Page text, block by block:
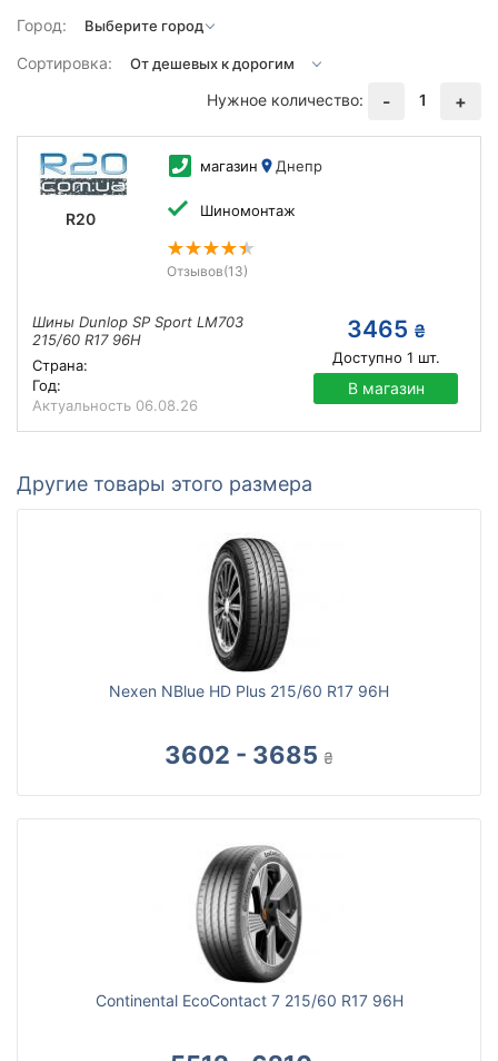
Город:
Сортировка:
Нужное количество:
- 1 +
R20
магазин Днепр
Шиномонтаж
Отзывов(13)
Шины Dunlop SP Sport LM703
215/60 R17 96H
Страна:
Год:
Актуальность 06.08.26
3465 ₴
Доступно 1 шт.
В магазин
Другие товары этого размера
Nexen NBlue HD Plus 215/60 R17 96H
3602 - 3685 ₴
Continental EcoContact 7 215/60 R17 96H